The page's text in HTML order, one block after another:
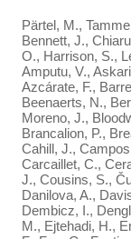
Pärtel, M.,
Bennett, J.,
O., Harrison, S.,
Amputu, V.,
Azcárate, F.,
Beenaerts, N.,
Moreno, J.,
Brancalion, P.,
Cahill, J.,
Carcaillet, C.,
J., Cousins, S.,
Danilova, A.,
Dembicz, I.,
M., Ejtehadi, H.,